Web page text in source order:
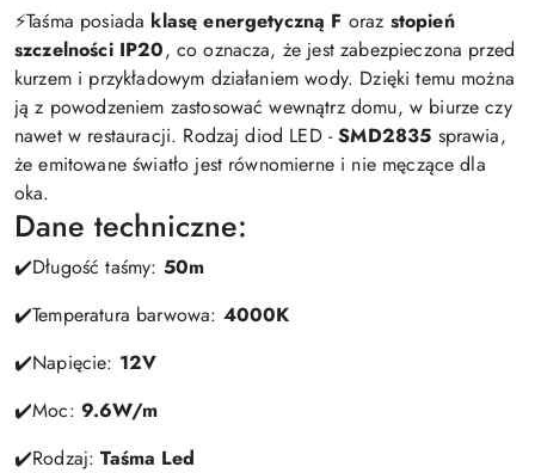
⚡️Taśma posiada klasę energetyczną F oraz stopień
szczelności IP20, co oznacza, że jest zabezpieczona przed
kurzem i przykładowym działaniem wody. Dzięki temu można
ją z powodzeniem zastosować wewnątrz domu, w biurze czy
nawet w restauracji. Rodzaj diod LED -SMD2835 sprawia,
że emitowane światło jest równomierne i nie męczące dla
oka.
Dane techniczne:
✔️Długość taśmy: 50m
✔️Temperatura barwowa: 4000K
✔️Napięcie: 12V
✔️Moc: 9.6W/m
✔️Rodzaj:Taśma Led